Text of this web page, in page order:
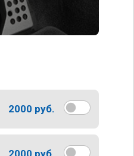
2000 руб.
2000 руб.